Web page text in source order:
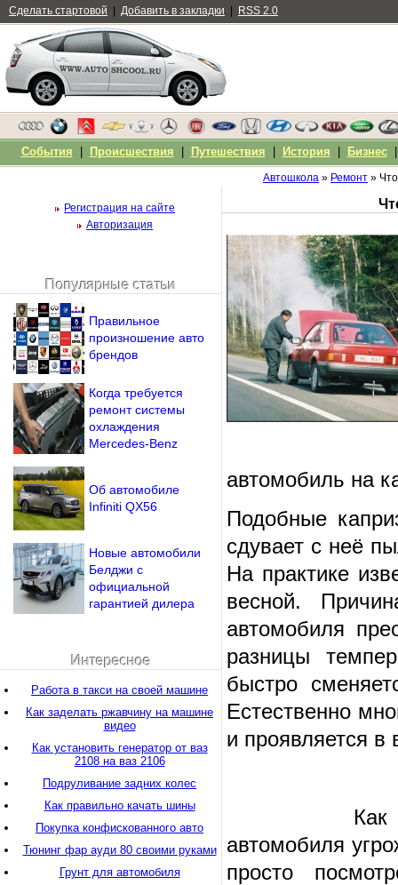
Автошкола » Ремонт »
автомобиль на
Подобные
сдувает с неё
На практике
весной.
автомобиля
разницы
быстро
Естественно
и проявляется в
Как же
автомобиля
просто
Регистрация на сайте
Авторизация
Напомнить пароль?
Популярные статьи
Правильное
произношение авто
брендов
Когда требуется
ремонт системы
охлаждения
Mercedes-Benz
Об автомобиле
Infiniti QX56
Новые автомобили
Белджи с
официальной
гарантией дилера
Интересное
Работа в такси на своей машине
Как заделать ржавчину на машине
видео
Как установить генератор от ваз
2108 на ваз 2106
Подруливание задних колес
Как правильно качать шины
Покупка конфискованного авто
Тюнинг фар ауди 80 своими руками
Грунт для автомобиля
Сделать стартовой Добавить в закладки RSS 2.0
События Происшествия Путешествия История Бизнес